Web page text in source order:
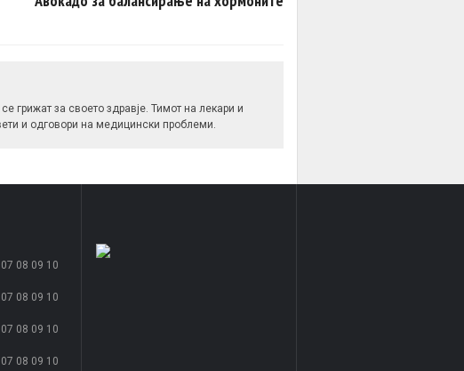
грижат за своето здравје. Тимот на лекари и
и одговори на медицински проблеми.
07 08 09 10
07 08 09 10
07 08 09 10
07 08 09 10